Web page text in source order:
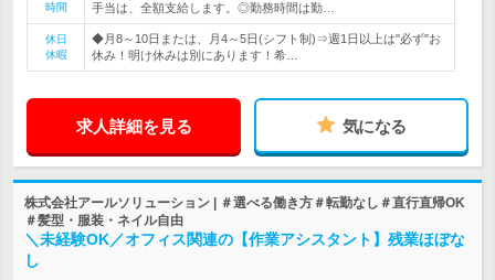
時間
手当は、全額支給します。◎勤務時間は勤…
休日
休暇
◆月8～10日または、月4～5日(シフト制)⇒週1日以上は"必ず"お
休み！明け休みは別にあります！希…
求人詳細を見る 気になる
株式会社アールソリューション | ＃選べる働き方＃転勤なし＃直行直帰OK
＃髪型・服装・ネイル自由
＼未経験OK／オフィス関連の【作業アシスタント】残業ほぼな
し